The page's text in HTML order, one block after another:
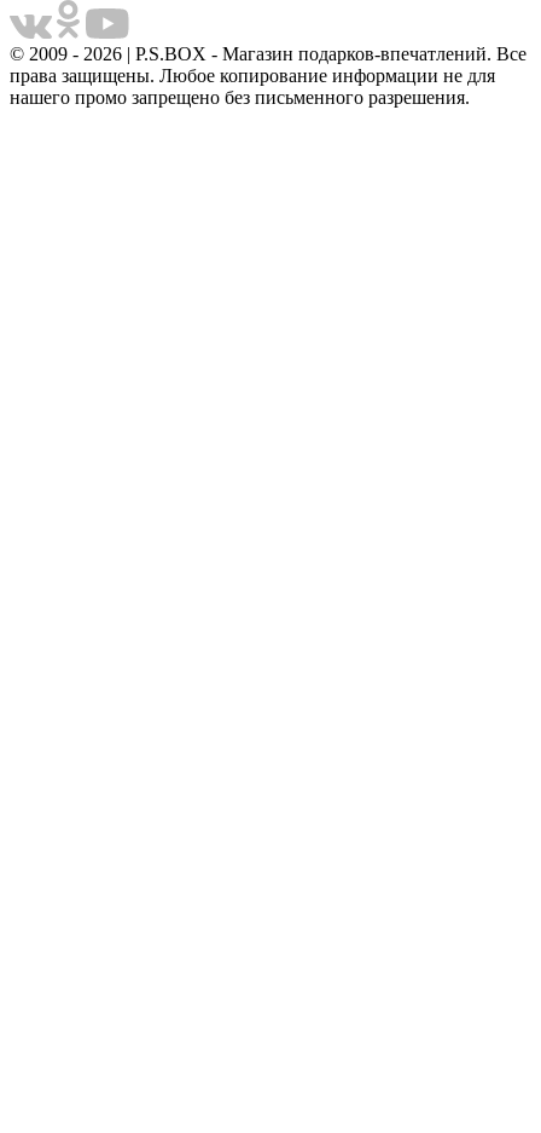
© 2009 - 2026 | P.S.BOX - Магазин подарков-впечатлений. Все
права защищены. Любое копирование информации не для
нашего промо запрещено без письменного разрешения.